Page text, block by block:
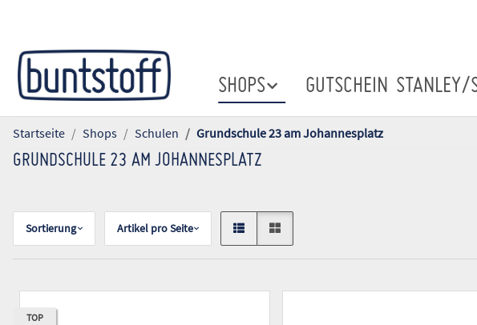
SHOPS GUTSCHEIN STANLEY/
Startseite Shops Schulen Grundschule 23 am Johannesplatz
GRUNDSCHULE 23 AM JOHANNESPLATZ
Sortierung Artikel pro Seite
TOP